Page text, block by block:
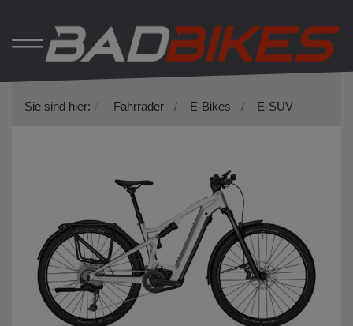
Sie sind hier: Fahrräder E-Bikes E-SUV